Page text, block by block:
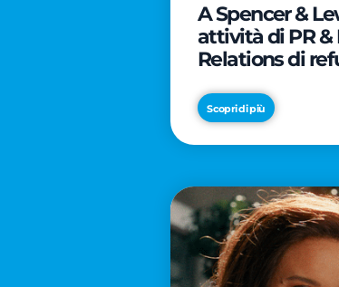
A Spencer &
attività di PR &
Relations di
Scopri di più